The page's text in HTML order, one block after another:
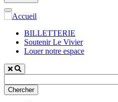
BILLETTERIE
Soutenir Le Vivier
Louer notre espace